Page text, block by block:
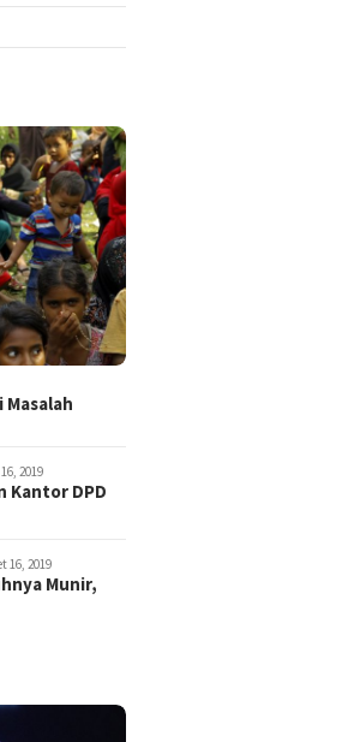
Terpilih Aklamasi
Masalah
2019
Kantor DPD
16, 2019
Munir,